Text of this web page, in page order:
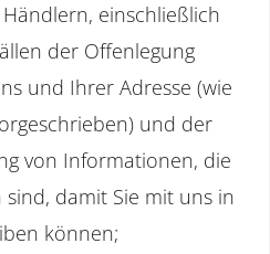
einschließlich
der Offenlegung
und Ihrer Adresse (wie
und der
von Informationen, die
damit Sie mit uns in
können;